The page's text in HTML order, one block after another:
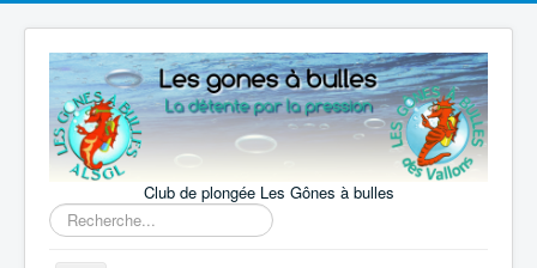
Club de plongée Les Gônes à bulles
Rechercher